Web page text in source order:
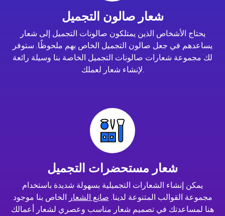
شعار صالون التجميل
يحتاج الأشخاص الذين يمتلكون صالونات التجميل إلى شعار
يساعدهم في جعل صالون التجميل الخاص بهم ملحوظًا. ستوفر
لك مجموعة شعارات صالونات التجميل الخاصة بنا وسيلة رائعة
لإنشاء شعار لعملك.
شعار مستحضرات التجميل
يمكن إنشاء الشعارات التجميلية بسهولة شديدة باستخدام
مجموعة القوالب المتنوعة لدينا. صانع الشعار الخاص بنا موجود
هنا لمساعدتك في تصميم شعار مناسب وعصري لشعار أعمالك